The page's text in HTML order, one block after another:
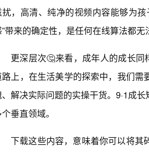
，高清、纯净的视频内容能够为
”带来的确定性，是任何在线算法都无
更深层次🤔来看，成年人的成长同
路上，在生活美学的探索中，我们
解决实际问题的实操干货。9·1成
垂直领域。
下载这些内容，意味着你可以将